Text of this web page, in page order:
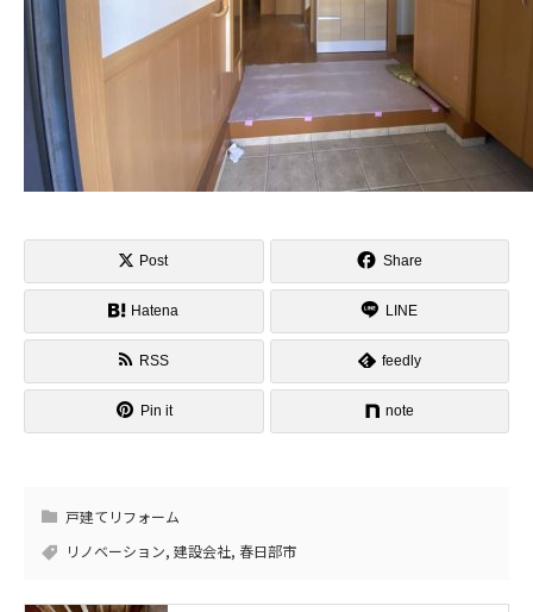
Post Share
Hatena LINE
RSS feedly
Pin it note
戸建てリフォーム
リノベーション, 建設会社, 春日部市